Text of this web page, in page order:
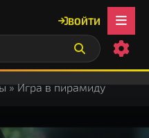
ВОЙТИ
» Игра в пирамиду